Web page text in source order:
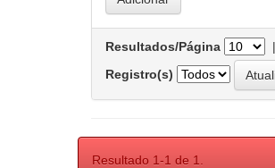
Resultados/Página |
Registro(s)
Resultado 1-1 de 1.